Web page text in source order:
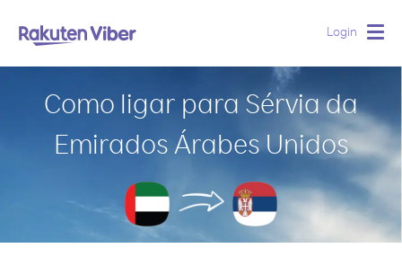
Login
Como ligar para Sérvia da
Emirados Árabes Unidos